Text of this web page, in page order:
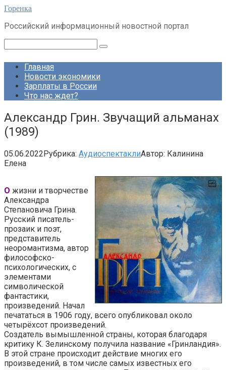
Перейти
контенту
Горенка
Российский информационный новостной портал
Главная
Новости экономики
Зарплаты в России
Что нас ждет?
Александр Грин. Звучащий альманах
(1989)
05.06.2022Рубрика: АудиоспектаклиАвтор: Калинина
Елена
О жизни и творчестве
Александра
Степановича Грина.
Русский писатель-
прозаик и поэт,
представитель
неоромантизма, автор
философско-
психологических, с
элементами
символической
фантастики,
произведений. Начал
печататься в 1906 году, всего опубликовал около
четырёхсот произведений.
Создатель вымышленной страны, которая благодаря
критику К. Зелинскому получила название «Гринландия».
В этой стране происходит действие многих его
произведений, в том числе самых известных его